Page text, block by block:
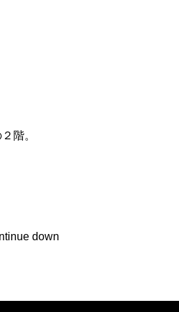
階。
down